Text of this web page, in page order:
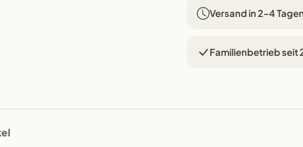
Versand in 2–4 Tagen
Familienbetrieb seit